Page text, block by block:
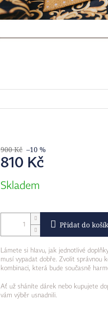
900 Kč –10 %
810 Kč
cena:
Skladem
Přidat do
Lámete si hlavu, jak jednotlivé
musí vypadat dobře. Zvolit správnou
kombinaci, která bude současně
Ať už sháníte dárek nebo kupujete
vám výběr usnadnili.